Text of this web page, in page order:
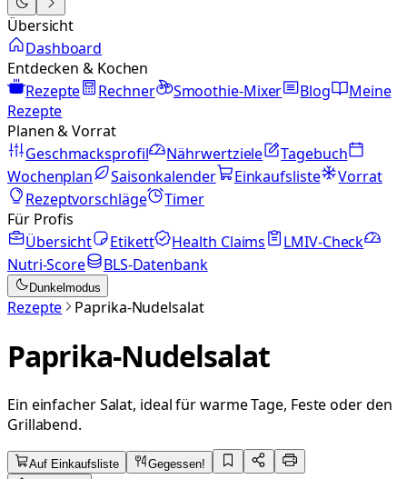
Übersicht
Dashboard
Entdecken & Kochen
Rezepte
Rechner Smoothie-Mixer Blog
Meine
Rezepte
Planen & Vorrat
Geschmacksprofil
Nährwertziele
Tagebuch
Wochenplan
Saisonkalender Einkaufsliste
Vorrat
Rezeptvorschläge
Timer
Für Profis
Übersicht
Etikett Health Claims
LMIV-Check
Nutri-Score
BLS-Datenbank
Dunkelmodus
Rezepte Paprika-Nudelsalat
Paprika-Nudelsalat
Ein einfacher Salat, ideal für warme Tage, Feste oder den
Grillabend.
Auf Einkaufsliste
Gegessen!